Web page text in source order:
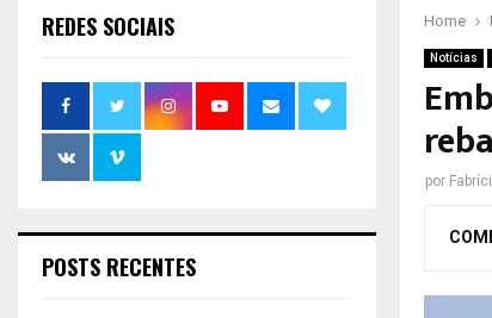
Home
Notícias
por
REDES SOCIAIS
POSTS RECENTES